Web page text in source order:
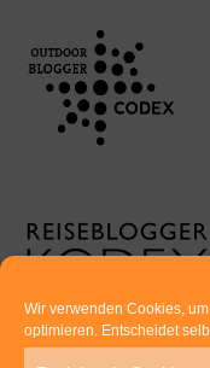
Wir verwenden Cookies,
optimieren. Entscheidet